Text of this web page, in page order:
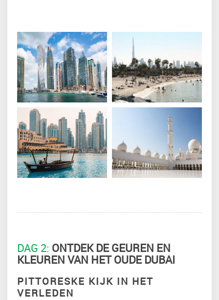
DAG 2: ONTDEK DE GEUREN EN
KLEUREN VAN HET OUDE DUBAI
PITTORESKE KIJK IN HET
VERLEDEN